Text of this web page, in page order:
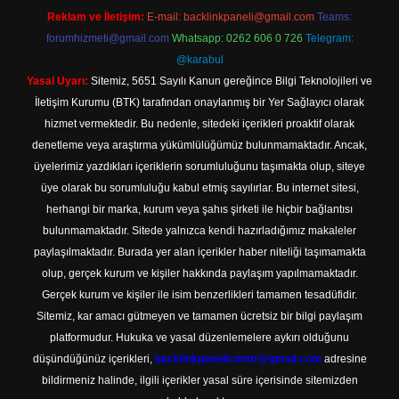
Reklam ve İletişim: E-mail: backlinkpaneli@gmail.com Teams:
forumhizmeti@gmail.com Whatsapp: 0262 606 0 726 Telegram:
@karabul
Yasal Uyarı: Sitemiz, 5651 Sayılı Kanun gereğince Bilgi Teknolojileri ve
İletişim Kurumu (BTK) tarafından onaylanmış bir Yer Sağlayıcı olarak
hizmet vermektedir. Bu nedenle, sitedeki içerikleri proaktif olarak
denetleme veya araştırma yükümlülüğümüz bulunmamaktadır. Ancak,
üyelerimiz yazdıkları içeriklerin sorumluluğunu taşımakta olup, siteye
üye olarak bu sorumluluğu kabul etmiş sayılırlar. Bu internet sitesi,
herhangi bir marka, kurum veya şahıs şirketi ile hiçbir bağlantısı
bulunmamaktadır. Sitede yalnızca kendi hazırladığımız makaleler
paylaşılmaktadır. Burada yer alan içerikler haber niteliği taşımamakta
olup, gerçek kurum ve kişiler hakkında paylaşım yapılmamaktadır.
Gerçek kurum ve kişiler ile isim benzerlikleri tamamen tesadüfidir.
Sitemiz, kar amacı gütmeyen ve tamamen ücretsiz bir bilgi paylaşım
platformudur. Hukuka ve yasal düzenlemelere aykırı olduğunu
düşündüğünüz içerikleri, backlinkpanelicomtr@gmail.com adresine
bildirmeniz halinde, ilgili içerikler yasal süre içerisinde sitemizden